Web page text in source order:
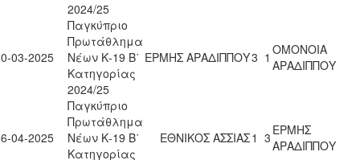
2024/25
03-2025
Παγκύπριο
Πρωτάθλημα
Νέων Κ-19 Β΄
Κατηγορίας
2024/25
ΕΡΜΗΣ ΑΡΑΔΙΠΠΟΥ3 1 ΟΜΟΝΟΙΑ
ΑΡΑΔΙΠΠΟΥ
04-2025
Παγκύπριο
Πρωτάθλημα
Νέων Κ-19 Β΄
Κατηγορίας
ΕΘΝΙΚΟΣ ΑΣΣΙΑΣ1 3 ΕΡΜΗΣ
ΑΡΑΔΙΠΠΟΥ